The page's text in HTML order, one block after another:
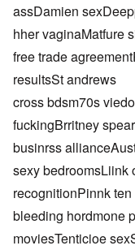
assDamien
hher vaginaMatfure
free trade
resultsSt andrews
cross bdsm70s
fuckingBrritney
businrss
sexy bedroomsLiink
recognitionPinnk
bleeding hordmone
moviesTenticioe